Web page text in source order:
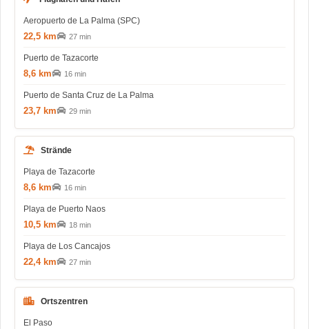
Aeropuerto de La Palma (SPC)
22,5 km 27 min
Puerto de Tazacorte
8,6 km 16 min
Puerto de Santa Cruz de La Palma
23,7 km 29 min
Strände
Playa de Tazacorte
8,6 km 16 min
Playa de Puerto Naos
10,5 km 18 min
Playa de Los Cancajos
22,4 km 27 min
Ortszentren
El Paso